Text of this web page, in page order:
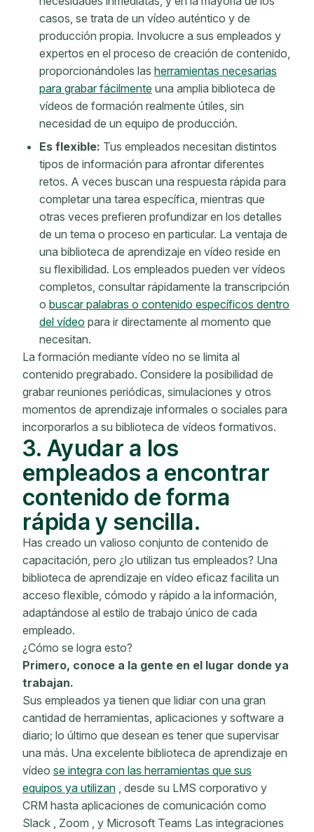
casos, se trata de un vídeo auténtico y de
producción propia. Involucre a sus empleados y
expertos en el proceso de creación de contenido,
proporcionándoles las herramientas necesarias
para grabar fácilmente una amplia biblioteca de
vídeos de formación realmente útiles, sin
necesidad de un equipo de producción.
Es flexible: Tus empleados necesitan distintos
tipos de información para afrontar diferentes
retos. A veces buscan una respuesta rápida para
completar una tarea específica, mientras que
otras veces prefieren profundizar en los detalles
de un tema o proceso en particular. La ventaja de
una biblioteca de aprendizaje en vídeo reside en
su flexibilidad. Los empleados pueden ver vídeos
completos, consultar rápidamente la transcripción
o buscar palabras o contenido específicos dentro
del vídeo para ir directamente al momento que
necesitan.
La formación mediante vídeo no se limita al
contenido pregrabado. Considere la posibilidad de
grabar reuniones periódicas, simulaciones y otros
momentos de aprendizaje informales o sociales para
incorporarlos a su biblioteca de vídeos formativos.
3. Ayudar a los
empleados a encontrar
contenido de forma
rápida y sencilla.
Has creado un valioso conjunto de contenido de
capacitación, pero ¿lo utilizan tus empleados? Una
biblioteca de aprendizaje en vídeo eficaz facilita un
acceso flexible, cómodo y rápido a la información,
adaptándose al estilo de trabajo único de cada
empleado.
¿Cómo se logra esto?
Primero, conoce a la gente en el lugar donde ya
trabajan.
Sus empleados ya tienen que lidiar con una gran
cantidad de herramientas, aplicaciones y software a
diario; lo último que desean es tener que supervisar
una más. Una excelente biblioteca de aprendizaje en
vídeo se integra con las herramientas que sus
equipos ya utilizan , desde su LMS corporativo y
CRM hasta aplicaciones de comunicación como
Slack , Zoom , y Microsoft Teams Las integraciones